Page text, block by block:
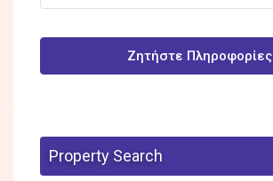
Ζητήστε Πληροφορίες
Property Search